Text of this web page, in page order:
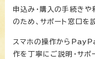
申込み・購入の手続き
のため、サポート窓口を
スマホの操作から
作を丁寧にご説明・サポ